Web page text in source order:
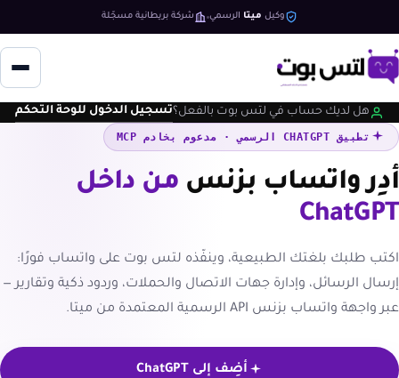
وكيل ميتا الرسمي شركة بريطانية مسجّلة
هل لديك حساب في لتس بوت بالفعل؟تسجيل الدخول للوحة التحكم
تطبيق CHATGPT الرسمي · مدعوم بخادم MCP
أدِر واتساب بزنس من داخل
ChatGPT
اكتب طلبك بلغتك الطبيعية، وينفّذه لتس بوت على واتساب فورًا:
إرسال الرسائل، وإدارة جهات الاتصال والحملات، وردود ذكية وتقارير —
عبر واجهة واتساب بزنس API الرسمية المعتمدة من ميتا.
أضِف إلى ChatGPT